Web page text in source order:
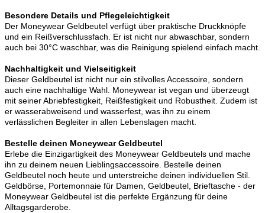
Besondere Details und Pflegeleichtigkeit
Der Moneywear Geldbeutel verfügt über praktische Druckknöpfe
und ein Reißverschlussfach. Er ist nicht nur abwaschbar, sondern
auch bei 30°C waschbar, was die Reinigung spielend einfach macht.
Nachhaltigkeit und Vielseitigkeit
Dieser Geldbeutel ist nicht nur ein stilvolles Accessoire, sondern
auch eine nachhaltige Wahl. Moneywear ist vegan und überzeugt
mit seiner Abriebfestigkeit, Reißfestigkeit und Robustheit. Zudem ist
er wasserabweisend und wasserfest, was ihn zu einem
verlässlichen Begleiter in allen Lebenslagen macht.
Bestelle deinen Moneywear Geldbeutel
Erlebe die Einzigartigkeit des Moneywear Geldbeutels und mache
ihn zu deinem neuen Lieblingsaccessoire. Bestelle deinen
Geldbeutel noch heute und unterstreiche deinen individuellen Stil.
Geldbörse, Portemonnaie für Damen, Geldbeutel, Brieftasche - der
Moneywear Geldbeutel ist die perfekte Ergänzung für deine
Alltagsgarderobe.